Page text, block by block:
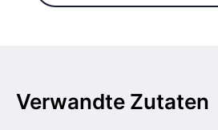
Verwandte Zutaten